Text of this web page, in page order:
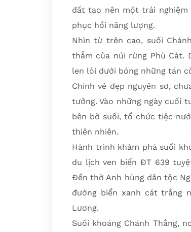
đất tạo nên một trải nghiệm
phục hồi năng lượng.
Nhìn từ trên cao, suối
thẳm của núi rừng Phù Cát.
len lỏi dưới bóng những tán
Chính vẻ đẹp nguyên sơ,
tưởng. Vào những ngày cuối
bên bờ suối, tổ chức tiệc
thiên nhiên.
Hành trình khám phá suối
du lịch ven biển ĐT 639
Đền thờ Anh hùng dân tộc
đường biển xanh cát trắng
Lương.
Suối khoáng Chánh Thắng,